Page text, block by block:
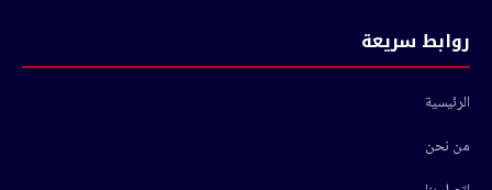
روابط سريعة
الرئيسية
من نحن